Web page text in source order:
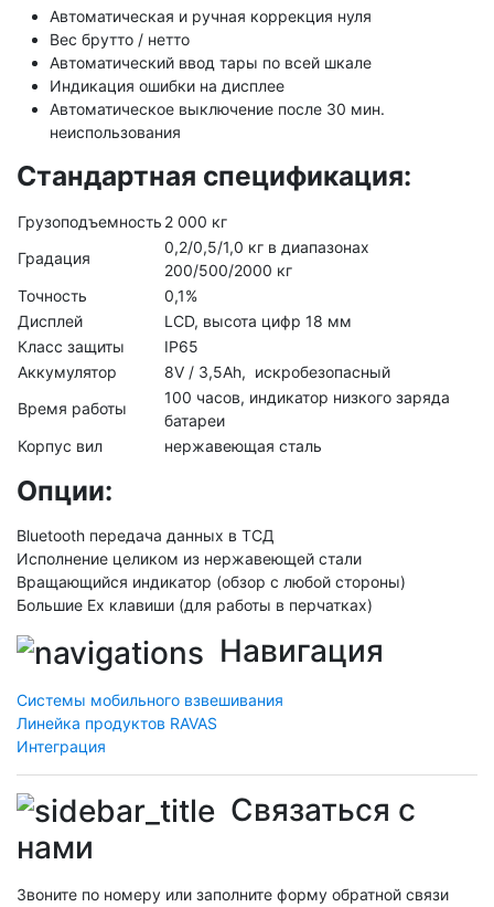
Навигация
Системы мобильного взвешивания
Линейка продуктов RAVAS
Интеграция
Связаться с
нами
Звоните по номеру или заполните форму обратной связи
Автоматическая и ручная коррекция нуля
Вес брутто / нетто
Автоматический ввод тары по всей шкале
Индикация ошибки на дисплее
Автоматическое выключение после 30 мин.
неиспользования
Стандартная спецификация:
Грузоподъемность 2 000 кг
Градация
0,2/0,5/1,0 кг в диапазонах
200/500/2000 кг
Точность
0,1%
Дисплей
LCD, высота цифр 18 мм
Класс защиты
IP65
Аккумулятор
8V / 3,5Ah, искробезопасный
Время работы
100 часов, индикатор низкого заряда
батареи
Корпус вил
нержавеющая сталь
Опции:
Bluetooth передача данных в ТСД
Исполнение целиком из нержавеющей стали
Вращающийся индикатор (обзор с любой стороны)
Большие Ех клавиши (для работы в перчатках)